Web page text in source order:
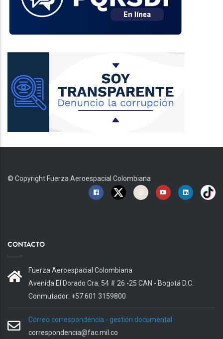
© Copyright Fuerza Aeroespacial Colombiana
CONTACTO
Fuerza Aeroespacial Colombiana
Avenida El Dorado Cra. 54 # 26 -25 CAN - Bogotá D.C.
Conmutador: +57 601 3159800
Correo correspondencia - gestión documental
correspondencia@fac.mil.co